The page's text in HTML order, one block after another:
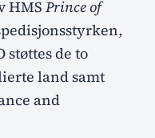
HMS Prince of
støttes de to
land samt
and